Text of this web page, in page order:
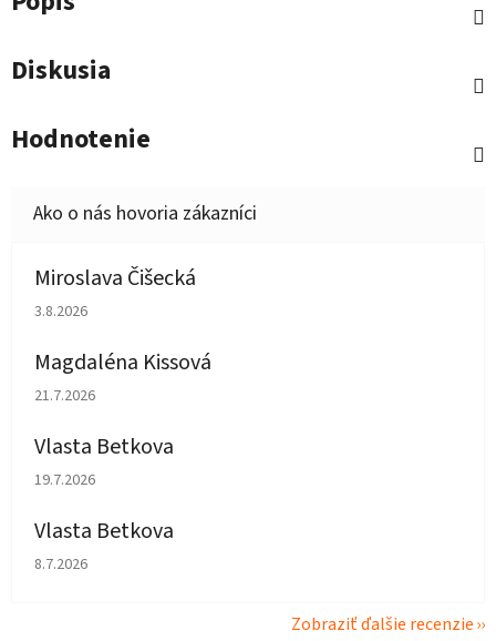
Diskusia
Hodnotenie
Miroslava Čišecká
Hodnotenie obchodu je 1 z 5 hviezdičiek.
3.8.2026
Magdaléna Kissová
Hodnotenie obchodu je 5 z 5 hviezdičiek.
21.7.2026
Vlasta Betkova
Hodnotenie obchodu je 5 z 5 hviezdičiek.
19.7.2026
Vlasta Betkova
Hodnotenie obchodu je 4 z 5 hviezdičiek.
8.7.2026
Zobraziť ďalšie recenzie